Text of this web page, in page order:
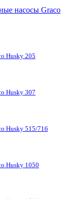
насосы Graco
Husky 205
Husky 307
Husky 515/716
Husky 1050